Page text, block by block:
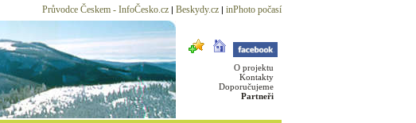
Průvodce Českem - InfoČesko.cz| Beskydy.cz| inPhoto počasí
O projektu
Kontakty
Doporučujeme
Partneři